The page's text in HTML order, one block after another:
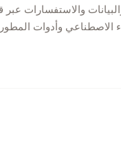
والاستفسارات
الاصطناعي وأدوات